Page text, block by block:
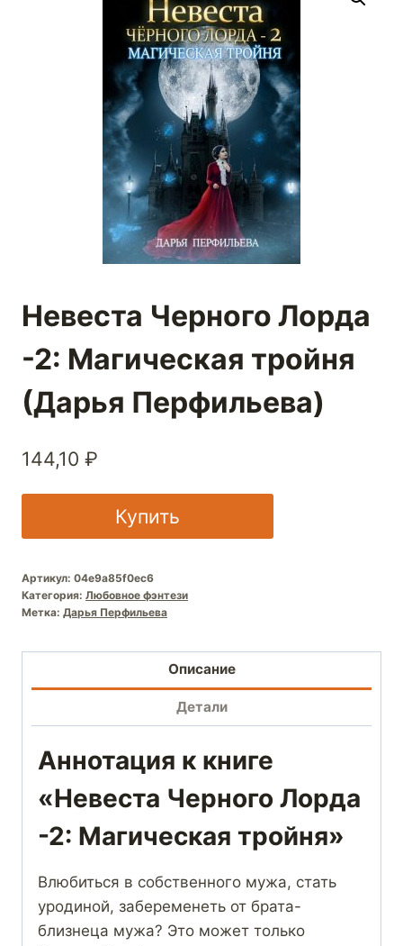
Невеста Черного Лорда
-2: Магическая тройня
(Дарья Перфильева)
144,10 ₽
Купить
Артикул: 04e9a85f0ec6
Категория: Любовное фэнтези
Метка: Дарья Перфильева
Описание
Детали
Аннотация к книге
«Невеста Черного Лорда
-2: Магическая тройня»
Влюбиться в собственного мужа, стать
уродиной, забеременеть от брата-
близнеца мужа? Это может только